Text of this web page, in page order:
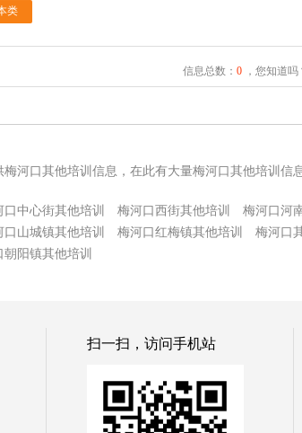
信息总数： 0，您知道吗
河口其他培训信息，在此有大量梅河口其他培训信
口中心街其他培训 梅河口西街其他培训 梅河口河
口山城镇其他培训 梅河口红梅镇其他培训 梅河口
阳镇其他培训
扫一扫，访问手机站